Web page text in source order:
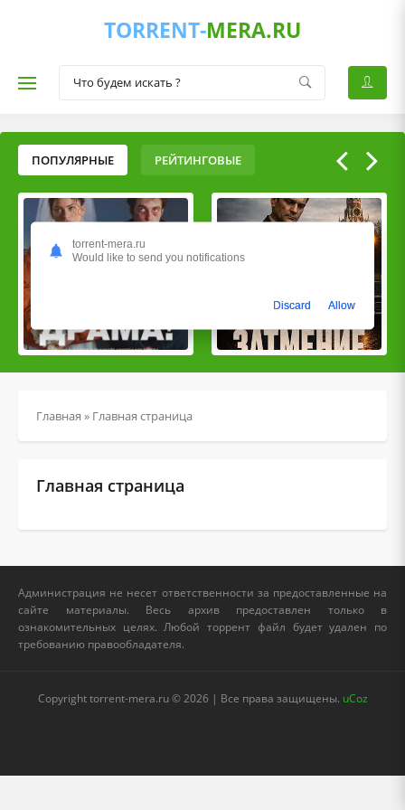
TORRENT-MERA.RU
ПОПУЛЯРНЫЕ РЕЙТИНГОВЫЕ
Главная » Главная страница
Главная страница
Администрация не несет ответственности за предоставленные на
сайте материалы. Весь архив предоставлен только в
ознакомительных целях. Любой торрент файл будет удален по
требованию правообладателя.
Copyright torrent-mera.ru © 2026 | Все права защищены. uCoz
torrent-mera.ru
Would like to send you notifications
Discard Allow